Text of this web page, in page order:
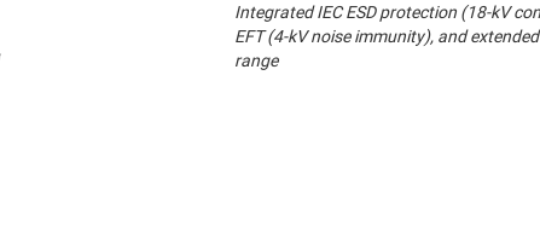
Integrated IEC ESD protection (18-kV
EFT (4-kV noise immunity), and
range